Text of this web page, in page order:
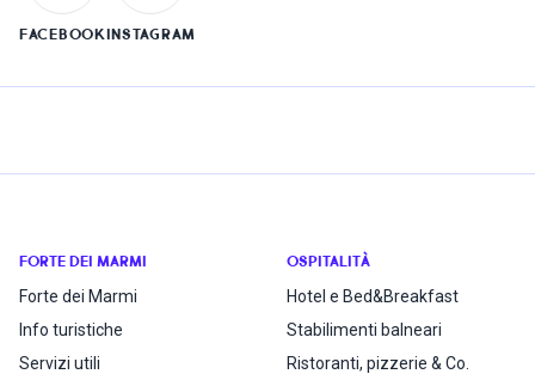
FACEBOOKINSTAGRAM
FORTE DEI MARMI
Forte dei Marmi
Info turistiche
Servizi utili
OSPITALITÀ
Hotel e Bed&Breakfast
Stabilimenti balneari
Ristoranti, pizzerie & Co.